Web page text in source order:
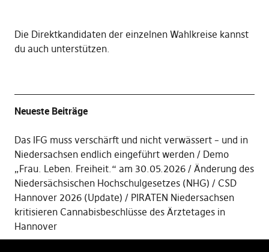
Die Direktkandidaten der einzelnen Wahlkreise kannst
du auch unterstützen.
Neueste Beiträge
Das IFG muss verschärft und nicht verwässert – und in
Niedersachsen endlich eingeführt werden
Demo
„Frau. Leben. Freiheit.“ am 30.05.2026
Änderung des
Niedersächsischen Hochschulgesetzes (NHG)
CSD
Hannover 2026 (Update)
PIRATEN Niedersachsen
kritisieren Cannabisbeschlüsse des Ärztetages in
Hannover